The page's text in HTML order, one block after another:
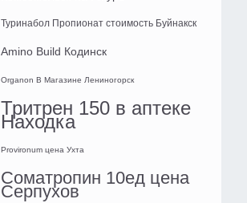
Туринабол Пропионат стоимость Буйнакск
Amino Build Кодинск
Organon В Магазине Лениногорск
Тритрен 150 в аптеке
Находка
Provironum цена Ухта
Cоматропин 10ед цена
Серпухов